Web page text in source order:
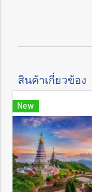
สินค้าเกี่ยวข้อง
New